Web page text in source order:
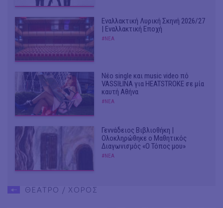
Εναλλακτική Λυρική Σκηνή 2026/27
| Εναλλακτική Εποχή
#ΝΕΑ
Νέο single και music video πό
VASSIŁINA για HEATSTROKE σε μία
καυτή Αθήνα
#ΝΕΑ
Γεννάδειος Βιβλιοθήκη |
Ολοκληρώθηκε ο Μαθητικός
Διαγωνισμός «Ο Τόπος μου»
#ΝΕΑ
ΘΕΑΤΡΟ / ΧΟΡΟΣ